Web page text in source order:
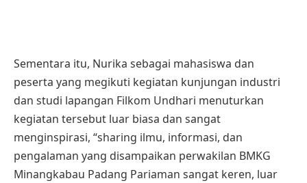
Sementara itu, Nurika sebagai mahasiswa dan
peserta yang megikuti kegiatan kunjungan industri
dan studi lapangan Filkom Undhari menuturkan
kegiatan tersebut luar biasa dan sangat
menginspirasi, “sharing ilmu, informasi, dan
pengalaman yang disampaikan perwakilan BMKG
Minangkabau Padang Pariaman sangat keren, luar